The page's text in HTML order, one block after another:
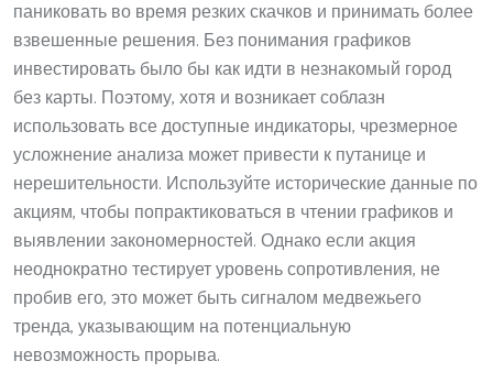
паниковать во время резких скачков и принимать более
взвешенные решения. Без понимания графиков
инвестировать было бы как идти в незнакомый город
без карты. Поэтому, хотя и возникает соблазн
использовать все доступные индикаторы, чрезмерное
усложнение анализа может привести к путанице и
нерешительности. Используйте исторические данные по
акциям, чтобы попрактиковаться в чтении графиков и
выявлении закономерностей. Однако если акция
неоднократно тестирует уровень сопротивления, не
пробив его, это может быть сигналом медвежьего
тренда, указывающим на потенциальную
невозможность прорыва.